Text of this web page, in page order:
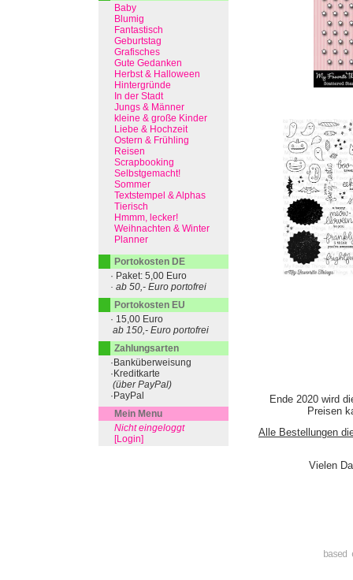
Ende 2020 wird
Preisen
Alle Bestellungen
Vielen
Baby
Blumig
Fantastisch
Geburtstag
Grafisches
Gute Gedanken
Herbst & Halloween
Hintergründe
In der Stadt
Jungs & Männer
kleine & große Kinder
Liebe & Hochzeit
Ostern & Frühling
Reisen
Scrapbooking
Selbstgemacht!
Sommer
Textstempel & Alphas
Tierisch
Hmmm, lecker!
Weihnachten & Winter
Planner
Portokosten DE
· Paket: 5,00 Euro
· ab 50,- Euro portofrei
Portokosten EU
· 15,00 Euro
ab 150,- Euro portofrei
Zahlungsarten
·Banküberweisung
·Kreditkarte
(über PayPal)
·PayPal
Mein Menu
Nicht eingeloggt
[Login]